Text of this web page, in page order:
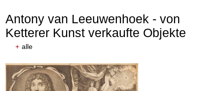
Antony van Leeuwenhoek - von
Ketterer Kunst verkaufte Objekte
+ alle